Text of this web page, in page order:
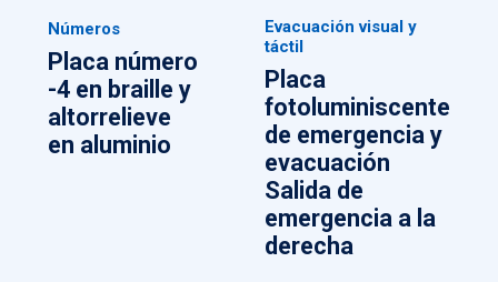
Números
Placa número
-4 en braille y
altorrelieve
en aluminio
Evacuación visual y
táctil
Placa
fotoluminiscente
de emergencia y
evacuación
Salida de
emergencia a la
derecha